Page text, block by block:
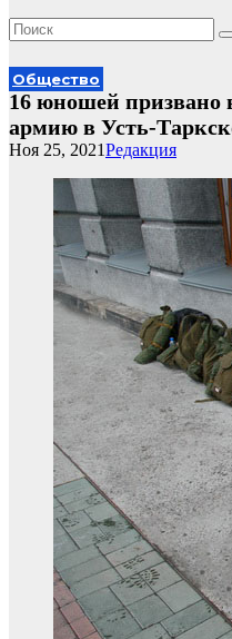
Общество
16 юношей призвано
армию в Усть-
Редакция
Ноя 25, 2021